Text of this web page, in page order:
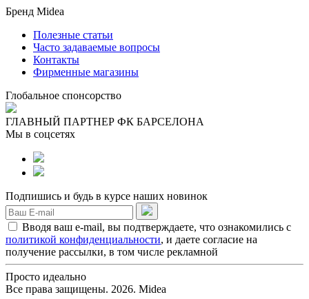
Бренд Midea
Полезные статьи
Часто задаваемые вопросы
Контакты
Фирменные магазины
Глобальное спонсорство
ГЛАВНЫЙ ПАРТНЕР ФК БАРСЕЛОНА
Мы в соцсетях
Подпишись и будь в курсе наших новинок
Вводя ваш e-mail, вы подтверждаете, что ознакомились с
политикой конфиденциальности, и даете согласие на
получение рассылки, в том числе рекламной
Просто идеально
Все права защищены. 2026. Midea